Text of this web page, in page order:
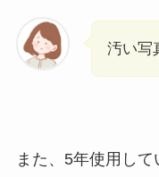
汚い写
また、5年使用し